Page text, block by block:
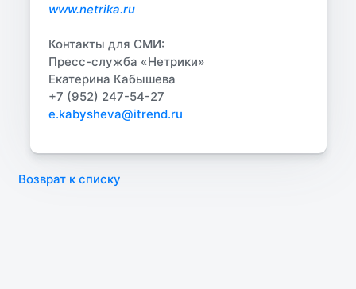
www.netrika.ru
Контакты для СМИ:
Пресс-служба «Нетрики»
Екатерина Кабышева
+7 (952) 247-54-27
e.kabysheva@itrend.ru
Возврат к списку